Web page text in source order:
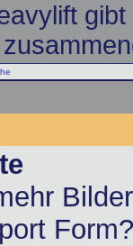
Form?